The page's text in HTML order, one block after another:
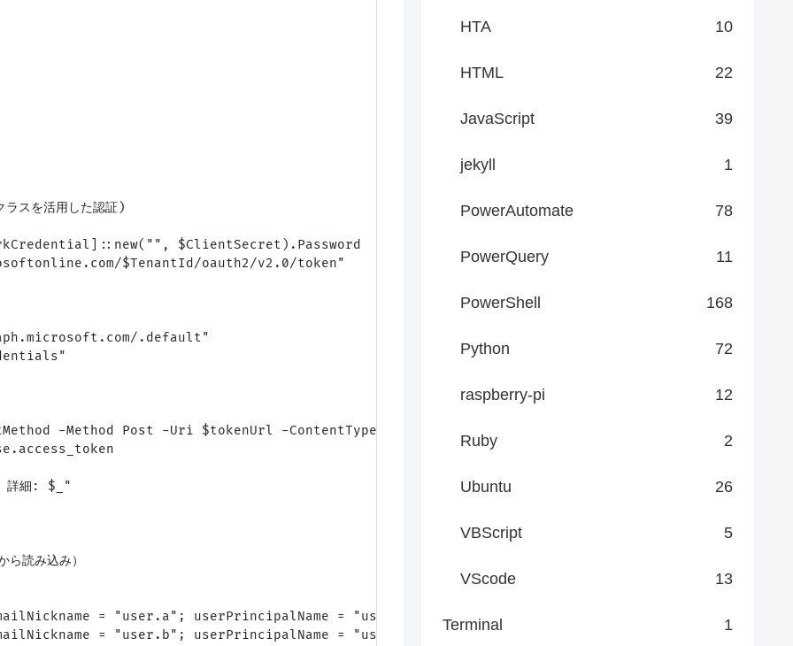
スを活用した認証)
$ClientSecret).Password
$TenantId/oauth2/v2.0/token"
.default"
-Method Post -Uri $tokenUrl -ContentType "application/x-www-form-urlencoded" -Body $body
詳細: $_"
読み込み）
= "user.a"; userPrincipalName = "user.a@example.com" },
= "user.b"; userPrincipalName = "user.b@example.com" }
HTA 10
HTML 22
JavaScript 39
jekyll 1
PowerAutomate 78
PowerQuery 11
PowerShell 168
Python 72
raspberry-pi 12
Ruby 2
Ubuntu 26
VBScript 5
VScode 13
Terminal 1